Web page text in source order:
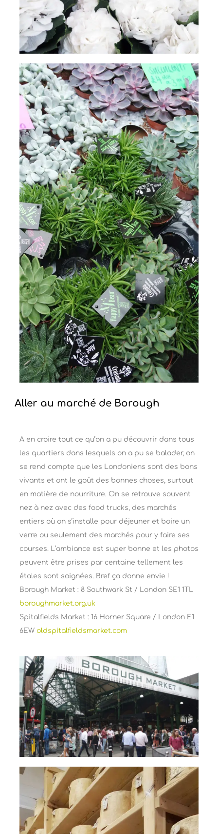
Aller au marché de Borough
A en croire tout ce qu’on a pu découvrir dans tous
les quartiers dans lesquels on a pu se balader, on
se rend compte que les Londoniens sont des bons
vivants et ont le goût des bonnes choses, surtout
en matière de nourriture. On se retrouve souvent
nez à nez avec des food trucks, des marchés
entiers où on s’installe pour déjeuner et boire un
verre ou seulement des marchés pour y faire ses
courses. L’ambiance est super bonne et les photos
peuvent être prises par centaine tellement les
étales sont soignées. Bref ça donne envie !
Borough Market : 8 Southwark St / London SE1 1TL
boroughmarket.org.uk
Spitalfields Market : 16 Horner Square / London E1
6EW oldspitalfieldsmarket.com